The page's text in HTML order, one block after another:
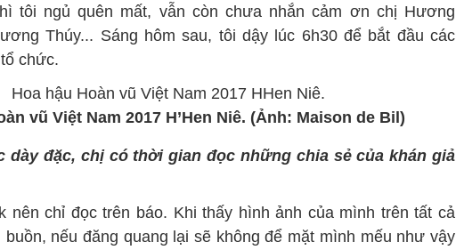
tôi ngủ quên mất, vẫn còn chưa nhắn cảm ơn chị Hương
Thúy... Sáng hôm sau, tôi dậy lúc 6h30 để bắt đầu các
chức.
vũ Việt Nam 2017 H’Hen Niê. (Ảnh: Maison de Bil)
dày đặc, chị có thời gian đọc những chia sẻ của khán giả
nên chỉ đọc trên báo. Khi thấy hình ảnh của mình trên tất cả
nếu đăng quang lại sẽ không để mặt mình mếu như vậy